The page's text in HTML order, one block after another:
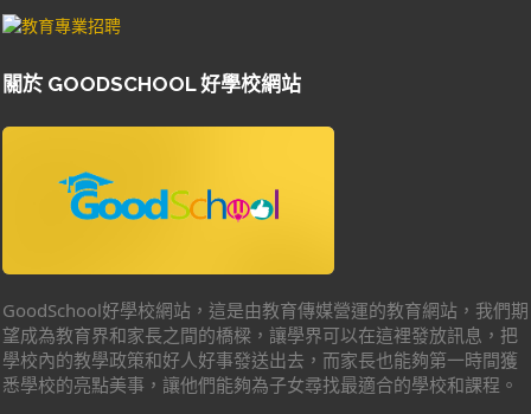
關於 GOODSCHOOL 好學校網站
GoodSchool好學校網站，這是由教育傳媒營運的教育網站，我們期
望成為教育界和家長之間的橋樑，讓學界可以在這裡發放訊息，把
學校內的教學政策和好人好事發送出去，而家長也能夠第一時間獲
悉學校的亮點美事，讓他們能夠為子女尋找最適合的學校和課程。